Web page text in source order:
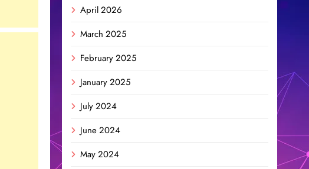
April 2026
March 2025
February 2025
January 2025
July 2024
June 2024
May 2024